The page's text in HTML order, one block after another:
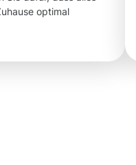
optimal